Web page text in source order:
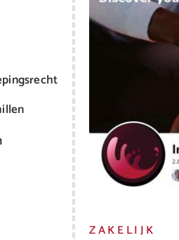
ZAKELIJK